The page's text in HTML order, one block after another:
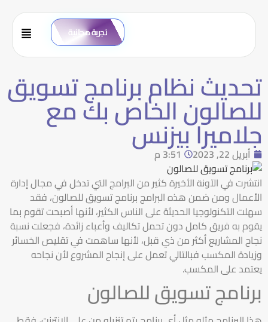
تجربة مجانية
تحديث نظام برنامج تسويق
للصالون الخاص بك مع
جلاميرا بيزنس
أبريل 22, 2023
3:51 م
انتشرت في الآونة الأخيرة كثير من البرامج التي تدخل في مجال إدارة
الأعمال ومن ضمن هذه البرامج برنامج تسويق للصالون، فقد
سهلت التكنولوجيا الحديثة على الناس الكثير، لأنها أصبحت تقوم بما
يقوم به فريق كامل دون تحمل تكاليف وأعباء زائدة، فجعلت نسبة
نجاح المشاريع أكثر من ذي قبل، لأنها ساهمت في تقليص الخسائر
وزيادة المكسب فبالتالي تعمل على إنجاح المشروع لأن نجاحه
يعتمد على المكسب.
برنامج تسويق للصالون